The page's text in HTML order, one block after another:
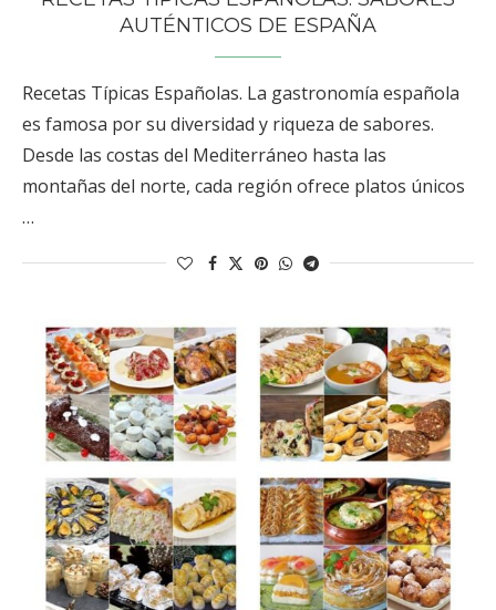
AUTÉNTICOS DE ESPAÑA
Recetas Típicas Españolas. La gastronomía española
es famosa por su diversidad y riqueza de sabores.
Desde las costas del Mediterráneo hasta las
montañas del norte, cada región ofrece platos únicos
…